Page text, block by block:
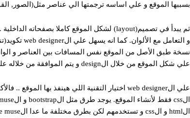
بسببها الموقع و علي اساسه ترجمتها الي عناصر مثل(الصور,
نسخة طبق الأصل من الموقع نفس المسافات بين العناصر و
علي شكل الموقع من خلال الdesign و يتم الموافقة من خلاله علي الtask و يبدأ الweb designer رحلة تكوييده.